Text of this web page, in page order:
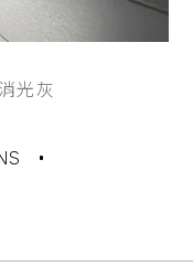
光灰